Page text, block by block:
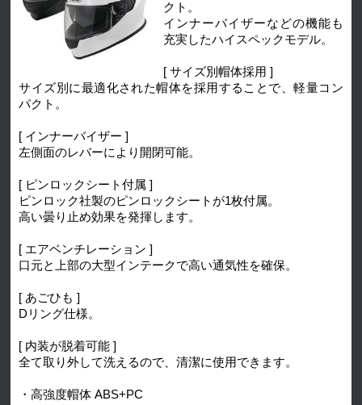
クト。
インナーバイザーなどの機能も
充実したハイスペックモデル。
[ サイズ別帽体採用 ]
サイズ別に最適化された帽体を採用することで、軽量コン
パクト。
[ インナーバイザー ]
左側面のレバーにより開閉可能。
[ ピンロックシート付属 ]
ピンロック社製のピンロックシートが1枚付属。
高い曇り止め効果を発揮します。
[ エアベンチレーション ]
口元と上部の大型インテークで高い通気性を確保。
[ あごひも ]
Dリング仕様。
[ 内装が脱着可能 ]
全て取り外して洗えるので、清潔に使用できます。
・高強度帽体 ABS+PC